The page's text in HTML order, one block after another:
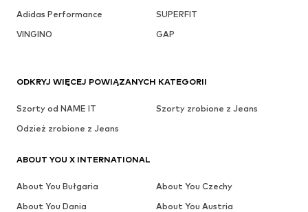
Adidas Performance
SUPERFIT
VINGINO
GAP
ODKRYJ WIĘCEJ POWIĄZANYCH KATEGORII
Szorty od NAME IT
Szorty zrobione z Jeans
Odzież zrobione z Jeans
ABOUT YOU X INTERNATIONAL
About You Bułgaria
About You Czechy
About You Dania
About You Austria